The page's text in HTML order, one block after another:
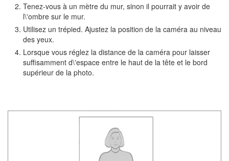
Tenez-vous à un mètre du mur, sinon il pourrait y avoir de
l\'ombre sur le mur.
Utilisez un trépied. Ajustez la position de la caméra au niveau
des yeux.
Lorsque vous réglez la distance de la caméra pour laisser
suffisamment d\'espace entre le haut de la tête et le bord
supérieur de la photo.